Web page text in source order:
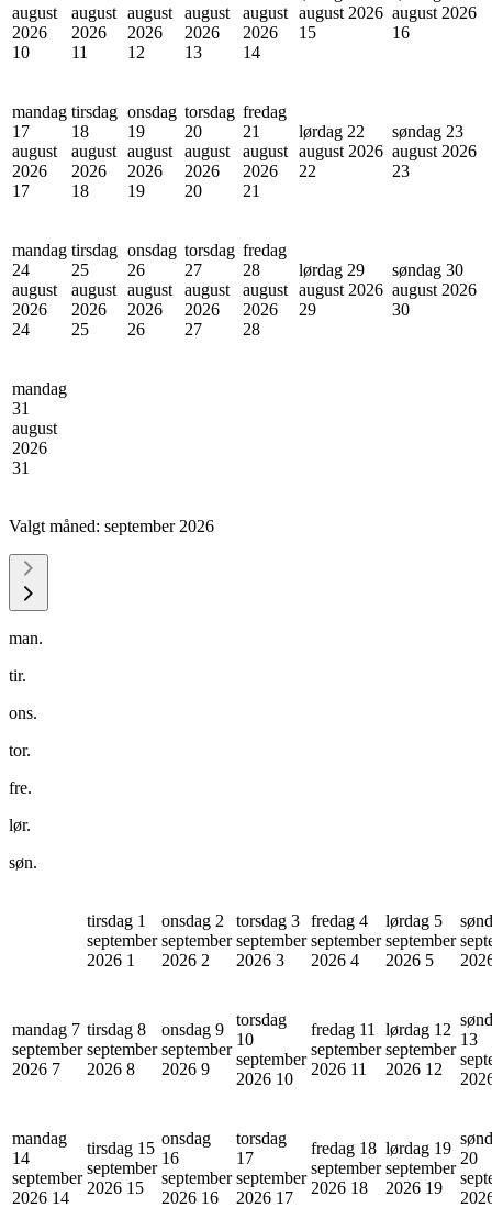
august
2026
10
august
2026
11
august
2026
12
august
2026
13
august
2026
14
august 2026
15
august 2026
16
mandag
17
august
2026
17
tirsdag
18
august
2026
18
onsdag
19
august
2026
19
torsdag
20
august
2026
20
fredag
21
august
2026
21
lørdag 22
august 2026
22
søndag 23
august 2026
23
mandag
24
august
2026
24
tirsdag
25
august
2026
25
onsdag
26
august
2026
26
torsdag
27
august
2026
27
fredag
28
august
2026
28
lørdag 29
august 2026
29
søndag 30
august 2026
30
mandag
31
august
2026
31
Valgt måned: september 2026
man.
tir.
ons.
tor.
fre.
lør.
søn.
tirsdag 1
september
2026 1
onsdag 2
september
2026 2
torsdag 3
september
2026 3
fredag 4
september
2026 4
lørdag 5
september
2026 5
mandag 7
september
2026 7
tirsdag 8
september
2026 8
onsdag 9
september
2026 9
torsdag
10
september
2026 10
fredag 11
september
2026 11
lørdag 12
september
2026 12
13
mandag
14
september
2026 14
tirsdag 15
september
2026 15
onsdag
16
september
2026 16
torsdag
17
september
2026 17
fredag 18
september
2026 18
lørdag 19
september
2026 19
20